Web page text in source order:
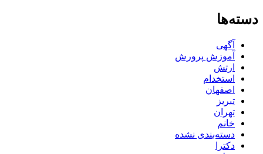
دسته‌ها
آگهی
آموزش پرورش
ارتش
استخدام
اصفهان
تبریز
تهران
خانم
دسته‌بندی نشده
دکترا